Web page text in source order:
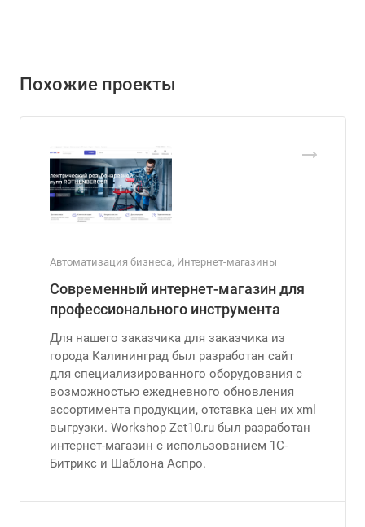
Похожие проекты
Автоматизация бизнеса, Интернет-магазины
Современный интернет-магазин для
профессионального инструмента
Для нашего заказчика для заказчика из
города Калининград был разработан сайт
для специализированного оборудования с
возможностью ежедневного обновления
ассортимента продукции, отставка цен их xml
выгрузки. Workshop Zet10.ru был разработан
интернет-магазин с использованием 1С-
Битрикс и Шаблона Аспро.